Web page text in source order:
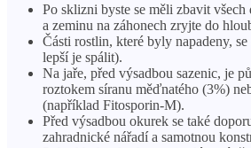
Po sklizni byste se měli zbavit
a zeminu na záhonech zryjte do
Části rostlin, které byly napadeny,
lepší je spálit).
Na jaře, před výsadbou sazenic, je
roztokem síranu měďnatého (3%)
(například Fitosporin-M).
Před výsadbou okurek se také
zahradnické nářadí a samotnou